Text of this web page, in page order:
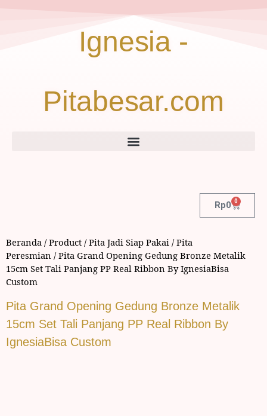
Ignesia -
Pitabesar.com
Rp0 0
Beranda /Product /Pita Jadi Siap Pakai /Pita
Peresmian / Pita Grand Opening Gedung Bronze Metalik
15cm Set Tali Panjang PP Real Ribbon By IgnesiaBisa
Custom
Pita Grand Opening Gedung Bronze Metalik
15cm Set Tali Panjang PP Real Ribbon By
IgnesiaBisa Custom